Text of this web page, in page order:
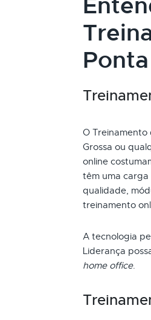
O Treinamento
Grossa ou
online
têm uma
qualidade,
treinamento
A tecnologia
Liderança
home office.